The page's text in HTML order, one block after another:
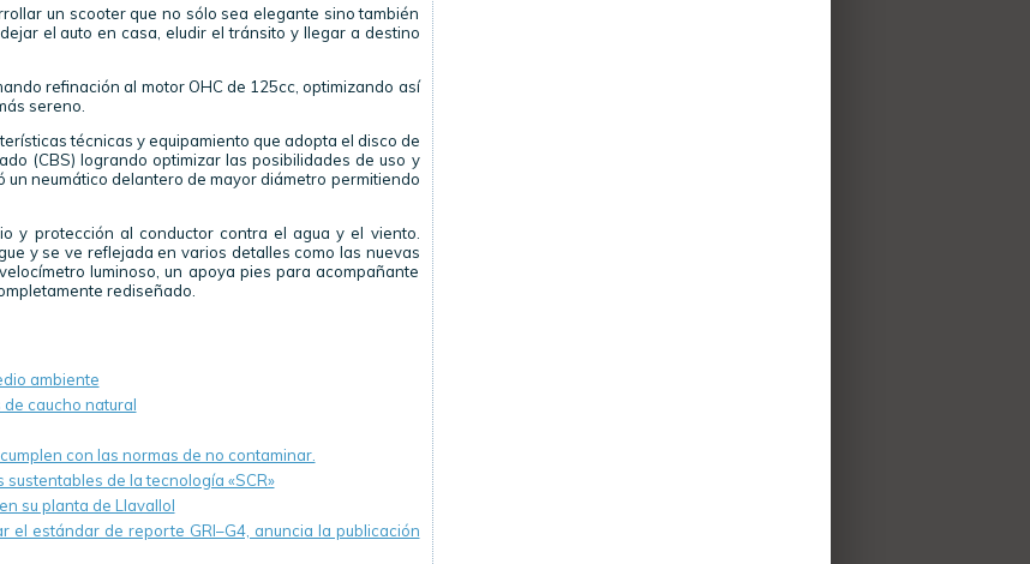
un scooter que no sólo sea elegante sino también
el auto en casa, eludir el tránsito y llegar a destino
refinación al motor OHC de 125cc, optimizando así
sereno.
técnicas y equipamiento que adopta el disco de
(CBS) logrando optimizar las posibilidades de uso y
un neumático delantero de mayor diámetro permitiendo
y protección al conductor contra el agua y el viento.
y se ve reflejada en varios detalles como las nuevas
luminoso, un apoya pies para acompañante
rediseñado.
ambiente
caucho natural
con las normas de no contaminar.
de la tecnología «SCR»
su planta de Llavallol
el estándar de reporte GRI–G4, anuncia la publicación